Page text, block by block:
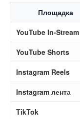
Площадка
YouTube In-Stream
YouTube Shorts
Instagram Reels
Instagram лента
TikTok